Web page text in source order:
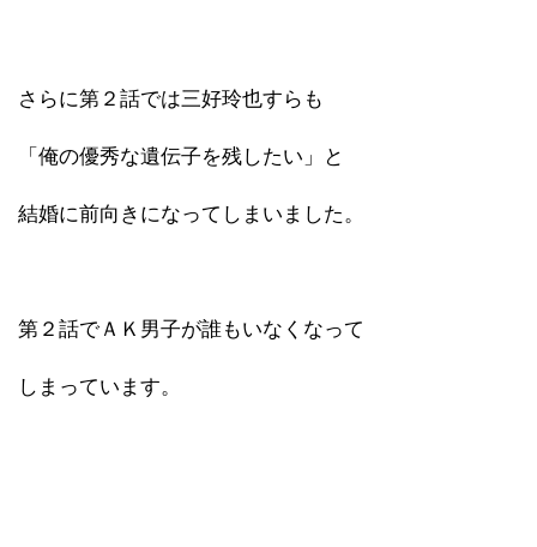
さらに第２話では三好玲也すらも
「俺の優秀な遺伝子を残したい」と
結婚に前向きになってしまいました。
第２話でＡＫ男子が誰もいなくなって
しまっています。